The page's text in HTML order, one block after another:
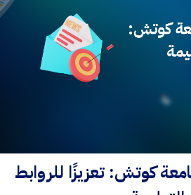
كوتش: تعزيزًا للروابط